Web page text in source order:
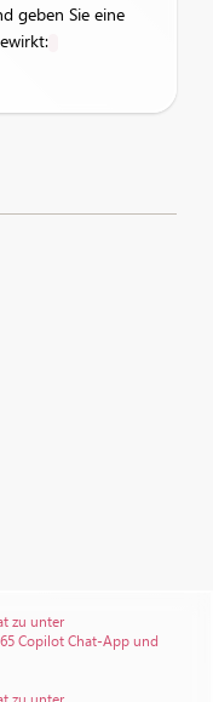
geben Sie eine
zu unter
Copilot Chat-App und